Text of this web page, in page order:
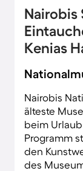
Nairobis
Kenias
Nairobis
älteste
beim
Programm
den
des